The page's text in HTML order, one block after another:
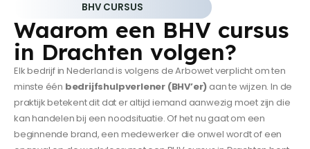
BHV CURSUS
Waarom een BHV cursus
in Drachten volgen?
Elk bedrijf in Nederland is volgens de Arbowet verplicht om ten
minste één bedrijfshulpverlener (BHV’er) aan te wijzen. In de
praktijk betekent dit dat er altijd iemand aanwezig moet zijn die
kan handelen bij een noodsituatie. Of het nu gaat om een
beginnende brand, een medewerker die onwel wordt of een